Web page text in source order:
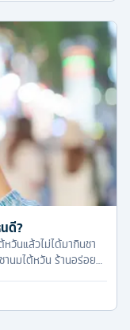
ดี?
หวันแล้วไม่ได้มากินชา
านมไต้หวัน ร้านอร่อย
าเช็คอินกันได้เลย